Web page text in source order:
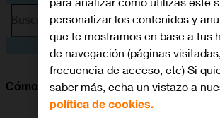
Busca por problema o tema
Cómo instalar apps de Google Play
personalizar los contenidos y
que te mostramos en base a tus
de navegación (páginas
frecuencia de acceso, etc) Si
saber más, echa un vistazo a
política de cookies.